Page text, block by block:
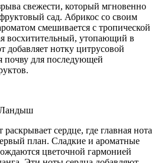
свежести, который мгновенно
сад. Абрикос со своим
смешивается с тропической
восхитительный, утопающий в
добавляет нотку цитрусовой
почву для последующей
Ландыш
сердце, где главная нота
план. Сладкие и ароматные
цветочной гармонией